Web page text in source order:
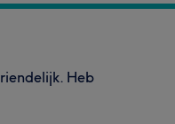
Heb